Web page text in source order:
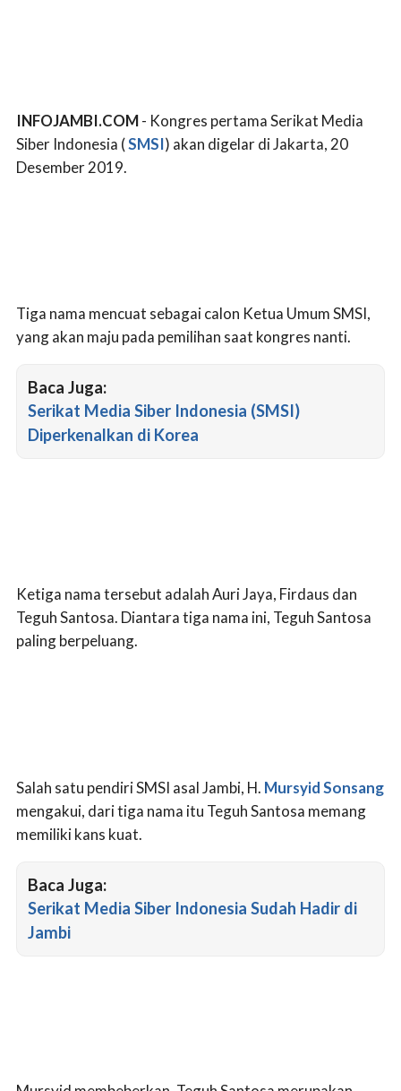
INFOJAMBI.COM- Kongres pertama Serikat Media
Siber Indonesia (SMSI) akan digelar di Jakarta, 20
Desember 2019.
Tiga nama mencuat sebagai calon Ketua Umum SMSI,
yang akan maju pada pemilihan saat kongres nanti.
Baca Juga:
Serikat Media Siber Indonesia (SMSI)
Diperkenalkan di Korea
Ketiga nama tersebut adalah Auri Jaya, Firdaus dan
Teguh Santosa. Diantara tiga nama ini, Teguh Santosa
paling berpeluang.
Salah satu pendiri SMSI asal Jambi, H. Mursyid Sonsang
mengakui, dari tiga nama itu Teguh Santosa memang
memiliki kans kuat.
Baca Juga:
Serikat Media Siber Indonesia Sudah Hadir di
Jambi